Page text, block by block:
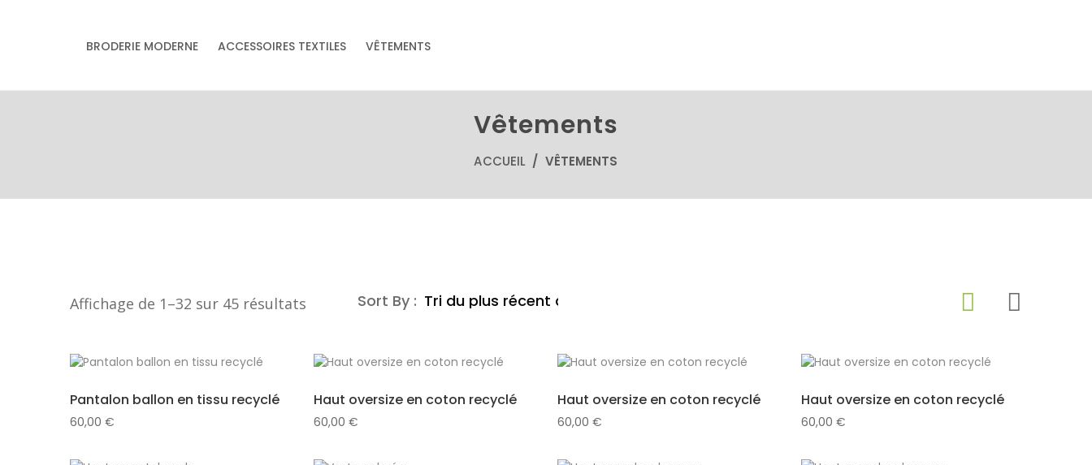
& accessoires
BRODERIE MODERNE ACCESSOIRES TEXTILES VÊTEMENTS
Vêtements
ACCUEIL / VÊTEMENTS
Affichage de 1–32 sur 45 résultats
récent
au
plus
Sort By :
Pantalon ballon en tissu recyclé
60,00 €
Haut oversize en coton recyclé
60,00 €
Haut oversize en coton recyclé
60,00 €
Haut oversize en coton recyclé
60,00 €